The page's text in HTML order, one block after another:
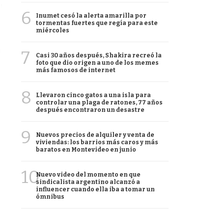
6
Inumet cesó la alerta amarilla por
tormentas fuertes que regía para este
miércoles
7
Casi 30 años después, Shakira recreó la
foto que dio origen a uno de los memes
más famosos de internet
8
Llevaron cinco gatos a una isla para
controlar una plaga de ratones, 77 años
después encontraron un desastre
9
Nuevos precios de alquiler y venta de
viviendas: los barrios más caros y más
baratos en Montevideo en junio
10Nuevo video del momento en que
sindicalista argentino alcanzó a
influencer cuando ella iba a tomar un
ómnibus